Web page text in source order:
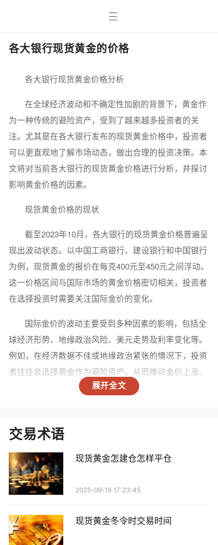
各大银行现货黄金的价格
展开全文
各大银行现货黄金价格分析
在全球经济波动和不确定性加剧的背景下，黄金作
为一种传统的避险资产，受到了越来越多投资者的关
注。尤其是在各大银行发布的现货黄金价格中，投资者
可以更直观地了解市场动态，做出合理的投资决策。本
文将对当前各大银行的现货黄金价格进行分析，并探讨
影响黄金价格的因素。
现货黄金价格的现状
截至2023年10月，各大银行的现货黄金价格普遍呈
现出波动状态。以中国工商银行、建设银行和中国银行
为例，现货黄金的报价在每克400元至450元之间浮动。
这一价格区间与国际市场的黄金价格密切相关，投资者
在选择投资时需要关注国际金价的变化。
国际金价的波动主要受到多种因素的影响，包括全
球经济形势、地缘政治风险、美元走势及利率变化等。
例如，在经济数据不佳或地缘政治紧张的情况下，投资
者往往会选择黄金作为避险资产，从而推动金价上涨。
影响黄金价格的因素
影响了投资者对黄金的需求。经济增长放缓、通货膨胀
上升时，黄金通常会受到青睐。例如，2023年上半年，
全球多个国家的经济数据表现不佳，导致投资者纷纷涌
向黄金市场，推动价格上涨。
当美元走强时，黄金价格往往下跌；反之亦然。这是因
为黄金以美元计价，美元升值使得黄金对其他货币持有
交易术语
现货黄金怎建仓怎样平仓
2025-09-19 17:23:45
现货黄金冬令时交易时间